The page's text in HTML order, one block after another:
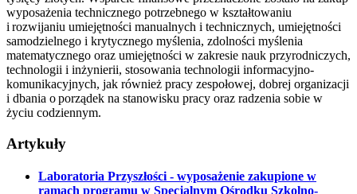
wyposażenia technicznego potrzebnego w kształtowaniu
i rozwijaniu umiejętności manualnych i technicznych, umiejętności
samodzielnego i krytycznego myślenia, zdolności myślenia
matematycznego oraz umiejętności w zakresie nauk przyrodniczych,
technologii i inżynierii, stosowania technologii informacyjno-
komunikacyjnych, jak również pracy zespołowej, dobrej organizacji
i dbania o porządek na stanowisku pracy oraz radzenia sobie w
życiu codziennym.
Artykuły
Laboratoria Przyszłości - wyposażenie zakupione w
ramach programu w Specjalnym Ośrodku Szkolno-